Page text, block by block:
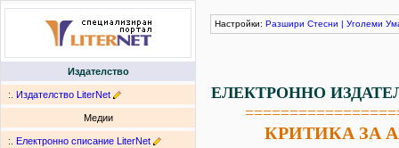
Издателство
:. Издателство LiterNet
Медии
:. Електронно списание LiterNet
Настройки: Разшири Стесни | Уголеми
ЕЛЕКТРОННО
КРИТИКА ЗА